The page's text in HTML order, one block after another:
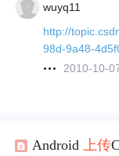
wuyq11
http://
98d-9a48-
2010-10-
Android上传